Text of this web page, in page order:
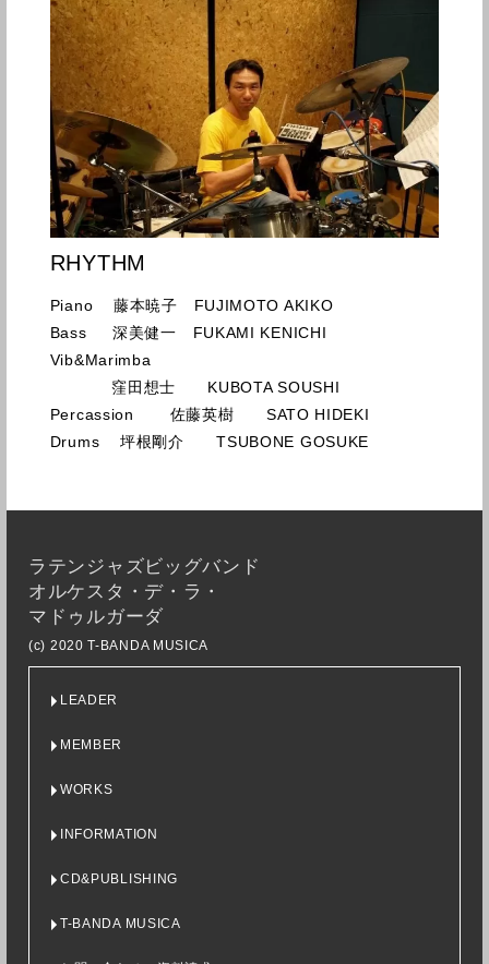
RHYTHM
Piano 藤本暁子 FUJIMOTO AKIKO
Bass 深美健一 FUKAMI KENICHI
Vib&Marimba
窪田想士 KUBOTA SOUSHI
Percassion 佐藤英樹 SATO HIDEKI
Drums 坪根剛介 TSUBONE GOSUKE
ラテンジャズビッグバンド
オルケスタ・デ・ラ・
マドゥルガーダ
(c) 2020 T-BANDA MUSICA
LEADER
MEMBER
WORKS
INFORMATION
CD&PUBLISHING
T-BANDA MUSICA